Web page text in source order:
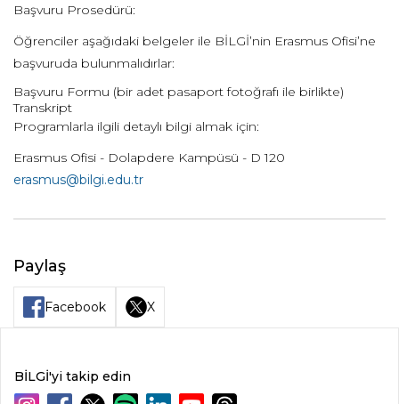
Başvuru Prosedürü:
Öğrenciler aşağıdaki belgeler ile BİLGİ’nin Erasmus Ofisi’ne
başvuruda bulunmalıdırlar:
Başvuru Formu (bir adet pasaport fotoğrafı ile birlikte)
Transkript
Programlarla ilgili detaylı bilgi almak için:
Erasmus Ofisi - Dolapdere Kampüsü - D 120
erasmus@bilgi.edu.tr
Paylaş
Facebook X
BİLGİ'yi takip edin